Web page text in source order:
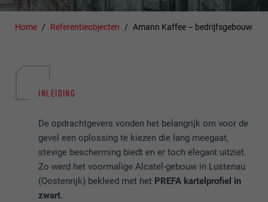
Home Referentieobjecten Amann Kaffee – bedrijfsgebouw
INLEIDING
De opdrachtgevers vonden het belangrijk om voor de
gevel een oplossing te kiezen die lang meegaat,
stevige bescherming biedt en er toch elegant uitziet.
Zo werd het voormalige Alcatel-gebouw in Lustenau
(Oostenrijk) bekleed met het PREFA kartelprofiel in
zwart.